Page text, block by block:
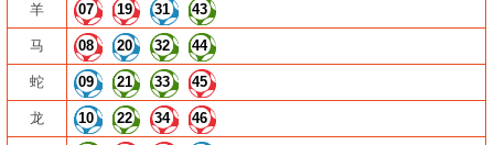
羊 07 19 31 43
马 08 20 32 44
蛇 09 21 33 45
龙 10 22 34 46